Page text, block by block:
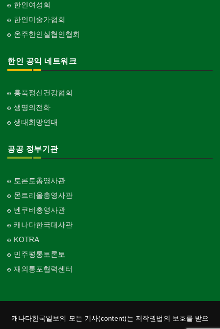
한인여성회
한인미술가협회
온주한인실협인협회
한인 공익 네트워크
홍푹정신건강협회
생명의전화
생태희망연대
공공 정부기관
토론토총영사관
몬트리올총영사관
벤쿠버총영사관
캐나다한국대사관
KOTRA
민주평통토론토
재외통포협력센터
캐나다한국일보의 모든 기사(content)는 저작권법의 보호를 받으